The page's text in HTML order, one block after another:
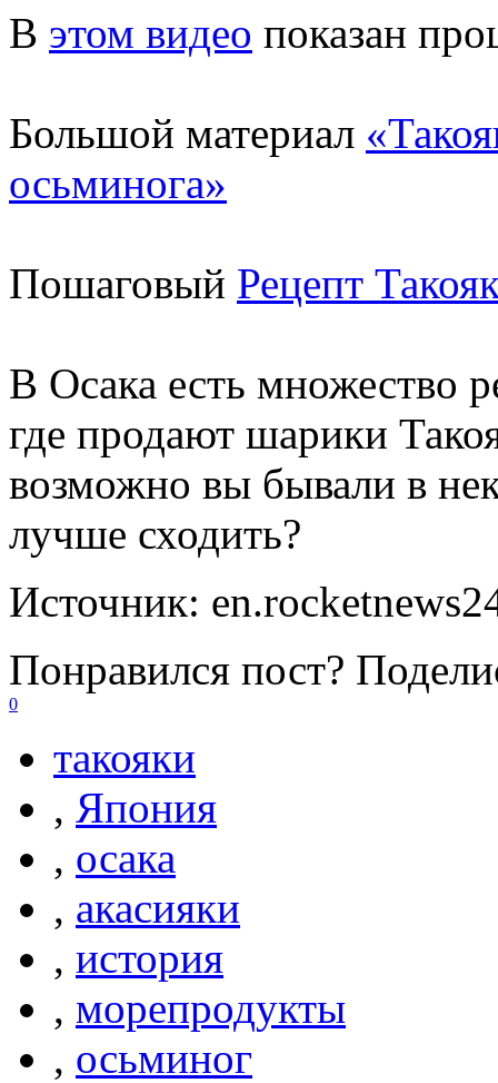
В этом видео показан
Большой материал
осьминога»
Пошаговый Рецепт
В Осака есть множество
где продают шарики
возможно вы бывали в
лучше сходить?
Источник:
Понравился пост?
0
такояки
, Япония
, осака
, акасияки
, история
, морепродукты
, осьминог